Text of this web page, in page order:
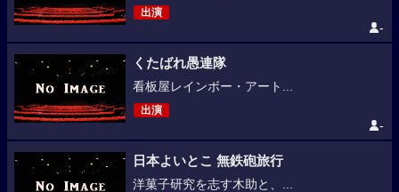
出演
-
くたばれ愚連隊
看板屋レインボー・アート...
出演
-
日本よいとこ 無鉄砲旅行
洋菓子研究を志す木助と、...